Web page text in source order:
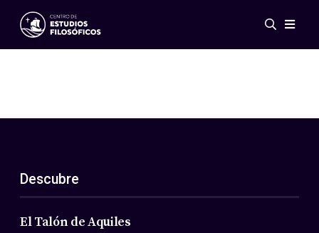
Eventos
ES
EN
Acerca de nosotros
Miembros
Descubre
El Talón de Aquiles